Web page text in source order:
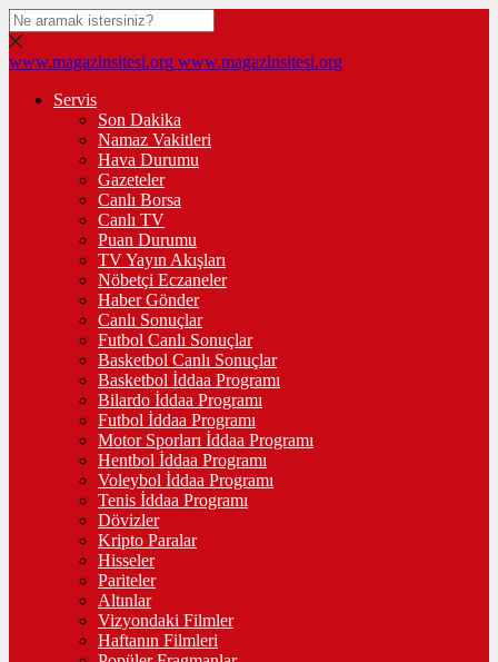
www.magazinsitesi.org www.magazinsitesi.org
Servis
Son Dakika
Namaz Vakitleri
Hava Durumu
Gazeteler
Canlı Borsa
Canlı TV
Puan Durumu
TV Yayın Akışları
Nöbetçi Eczaneler
Haber Gönder
Canlı Sonuçlar
Futbol Canlı Sonuçlar
Basketbol Canlı Sonuçlar
Basketbol İddaa Programı
Bilardo İddaa Programı
Futbol İddaa Programı
Motor Sporları İddaa Programı
Hentbol İddaa Programı
Voleybol İddaa Programı
Tenis İddaa Programı
Dövizler
Kripto Paralar
Hisseler
Pariteler
Altınlar
Vizyondaki Filmler
Haftanın Filmleri